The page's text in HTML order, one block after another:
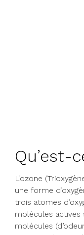
Qu’est-
L’ozone
une forme
trois atomes
molécules
molécules